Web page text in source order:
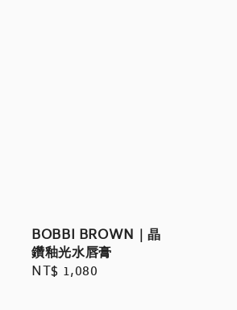
BOBBI BROWN｜晶
鑽釉光水唇膏
Regular
NT$ 1,080